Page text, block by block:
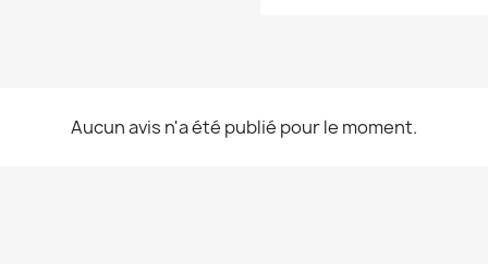
Aucun avis n'a été publié pour le moment.